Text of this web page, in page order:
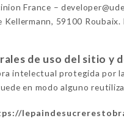
France –
Kellermann, 59100
de uso del sitio y
intelectual protegida por
en modo alguno